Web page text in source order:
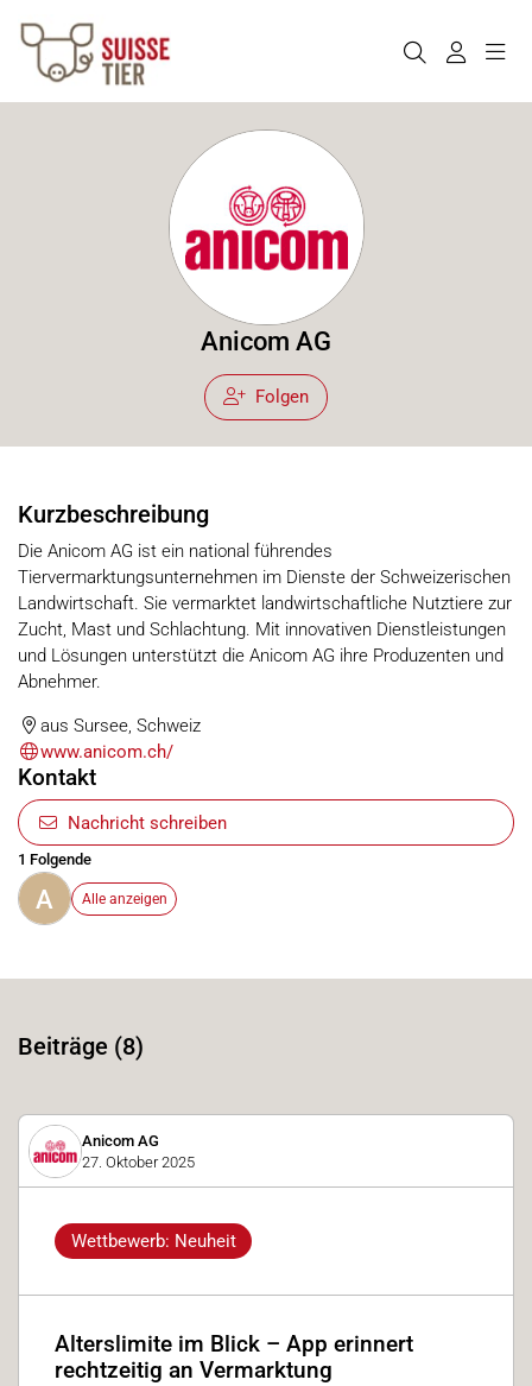
Anicom AG
Folgen
Kurzbeschreibung
Die Anicom AG ist ein national führendes
Tiervermarktungsunternehmen im Dienste der Schweizerischen
Landwirtschaft. Sie vermarktet landwirtschaftliche Nutztiere zur
Zucht, Mast und Schlachtung. Mit innovativen Dienstleistungen
und Lösungen unterstützt die Anicom AG ihre Produzenten und
Abnehmer.
aus Sursee, Schweiz
www.anicom.ch/
Kontakt
Nachricht schreiben
1 Folgende
A Alle anzeigen
Beiträge (8)
Anicom AG
27. Oktober 2025
Wettbewerb: Neuheit
Alterslimite im Blick – App erinnert
rechtzeitig an Vermarktung